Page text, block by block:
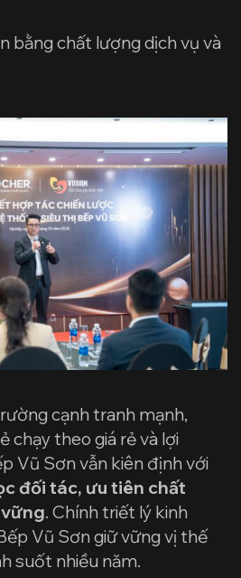
bằng chất lượng dịch vụ và
cạnh tranh mạnh,
chạy theo giá rẻ và lợi
Vũ Sơn vẫn kiên định với
đối tác, ưu tiên chất
. Chính triết lý kinh
Vũ Sơn giữ vững vị thế
suốt nhiều năm.